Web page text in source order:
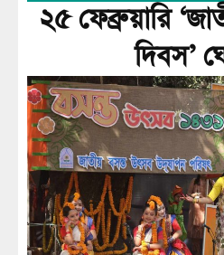
২৫ ফেব্রুয়ারি
দিবস’